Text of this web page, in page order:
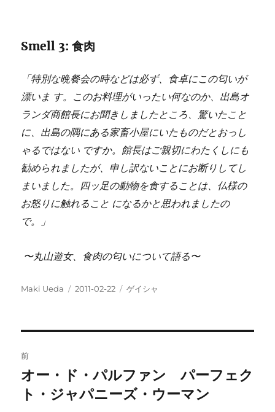
Smell 3: 食肉
「特別な晩餐会の時などは必ず、食卓にこの匂いが
漂いま す。このお料理がいったい何なのか、出島オ
ランダ商館長にお聞きしましたところ、驚いたこと
に、出島の隅にある家畜小屋にいたものだとおっし
ゃるではない ですか。館長はご親切にわたくしにも
勧められましたが、申し訳ないことにお断りしてし
まいました。四ッ足の動物を食することは、仏様の
お怒りに触れること になるかと思われましたの
で。」
〜丸山遊女、食肉の匂いについて語る〜
投
Maki Ueda
投
2011-02-22
カ
ゲイシャ
稿
ナ
前
前
の
オー・ド・パルファン パーフェク
ト・ジャパニーズ・ウーマン